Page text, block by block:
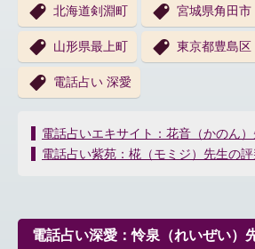
北海道剣淵町 宮城県角田市
山形県最上町 東京都豊島区
電話占い 深愛
投
稿
ー
電話占いエキサイト：花音（かのん）
電話占い紫苑：椛（モミジ）先生の評
電話占い深愛：怜泉（れいぜい）